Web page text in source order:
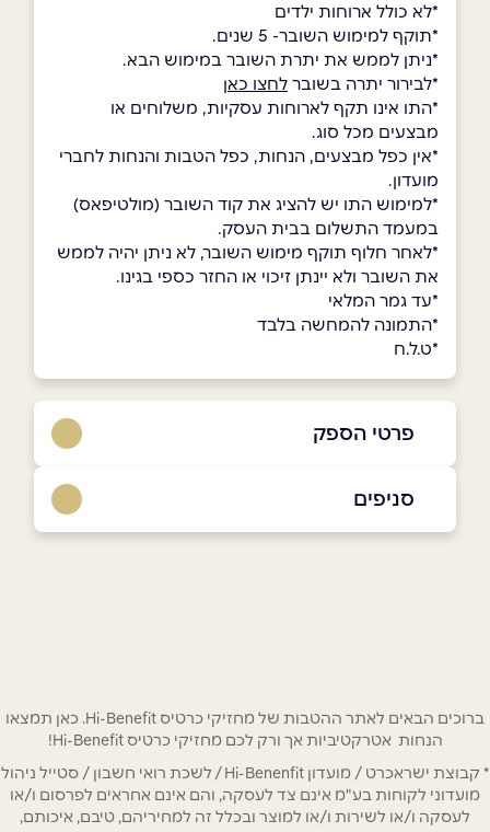
*לא כולל ארוחות ילדים
*תוקף למימוש השובר- 5 שנים.
*ניתן לממש את יתרת השובר במימוש הבא.
*לבירור יתרה בשובר לחצו כאן
*התו אינו תקף לארוחות עסקיות, משלוחים או
מבצעים מכל סוג.
*אין כפל מבצעים, הנחות, כפל הטבות והנחות לחברי
מועדון.
*למימוש התו יש להציג את קוד השובר (מולטיפאס)
במעמד התשלום בבית העסק.
*לאחר חלוף תוקף מימוש השובר, לא ניתן יהיה לממש
את השובר ולא יינתן זיכוי או החזר כספי בגינו.
*עד גמר המלאי
*התמונה להמחשה בלבד
*ט.ל.ח
פרטי הספק
באתר בפייסבוק
טלפון*
אימייל *
סניפים
ברוכים הבאים לאתר ההטבות של מחזיקי כרטיס Hi-Benefit. כאן תמצאו
הנחות אטרקטיביות אך ורק לכם מחזיקי כרטיס Hi-Benefit!
* קבוצת ישראכרט / מועדון Hi-Benenfit / לשכת רואי חשבון / סטייל ניהול
מועדוני לקוחות בע"מ אינם צד לעסקה, והם אינם אחראים לפרסום ו/או
לעסקה ו/או לשירות ו/או למוצר ובכלל זה למחיריהם, טיבם, איכותם,